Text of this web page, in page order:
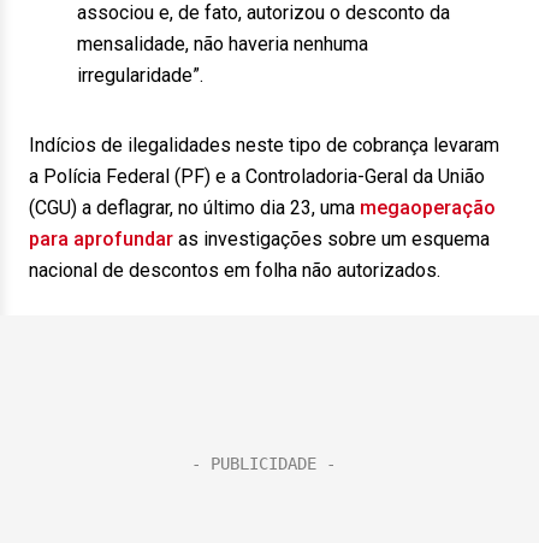
associou e, de fato, autorizou o desconto da
mensalidade, não haveria nenhuma
irregularidade”.
Indícios de ilegalidades neste tipo de cobrança levaram
a Polícia Federal (PF) e a Controladoria-Geral da União
(CGU) a deflagrar, no último dia 23, uma megaoperação
para aprofundar as investigações sobre um esquema
nacional de descontos em folha não autorizados.